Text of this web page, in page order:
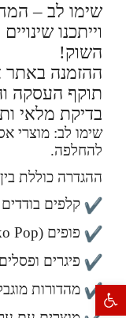
פתח סרגל נגישות
שימו לב –
וייתכנו
השוק!
ההזמנה באתר
תוקף העסקה
בדיקת מלאי
שימו לב: מוצרי
להחלפה.
ההגדרה כוללת
קלפים
פופים (Funko Pop)
פיגרים ופסלים
מהדורות